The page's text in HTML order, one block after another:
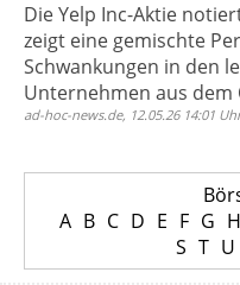
Die Yelp Inc-Aktie
zeigt eine gemischte
Schwankungen in den
Unternehmen aus dem
ad-hoc-news.de, 12.05.26 14:01
A B C D E F G H
S T U